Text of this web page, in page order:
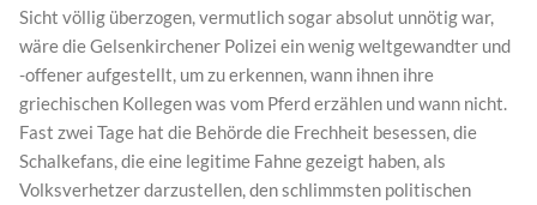
Sicht völlig überzogen, vermutlich sogar absolut unnötig war,
wäre die Gelsenkirchener Polizei ein wenig weltgewandter und
-offener aufgestellt, um zu erkennen, wann ihnen ihre
griechischen Kollegen was vom Pferd erzählen und wann nicht.
Fast zwei Tage hat die Behörde die Frechheit besessen, die
Schalkefans, die eine legitime Fahne gezeigt haben, als
Volksverhetzer darzustellen, den schlimmsten politischen